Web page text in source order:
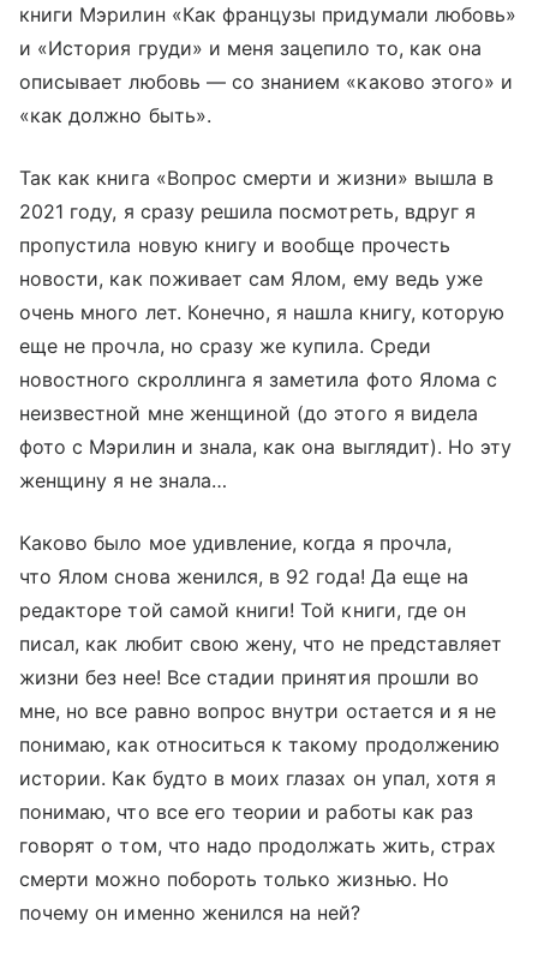
книги Мэрилин «Как французы придумали любовь»
и «История груди» и меня зацепило то, как она
описывает любовь — со знанием «каково этого» и
«как должно быть».
Так как книга «Вопрос смерти и жизни» вышла в
2021 году, я сразу решила посмотреть, вдруг я
пропустила новую книгу и вообще прочесть
новости, как поживает сам Ялом, ему ведь уже
очень много лет. Конечно, я нашла книгу, которую
еще не прочла, но сразу же купила. Среди
новостного скроллинга я заметила фото Ялома с
неизвестной мне женщиной (до этого я видела
фото с Мэрилин и знала, как она выглядит). Но эту
женщину я не знала…
Каково было мое удивление, когда я прочла,
что Ялом снова женился, в 92 года! Да еще на
редакторе той самой книги! Той книги, где он
писал, как любит свою жену, что не представляет
жизни без нее! Все стадии принятия прошли во
мне, но все равно вопрос внутри остается и я не
понимаю, как относиться к такому продолжению
истории. Как будто в моих глазах он упал, хотя я
понимаю, что все его теории и работы как раз
говорят о том, что надо продолжать жить, страх
смерти можно побороть только жизнью. Но
почему он именно женился на ней?